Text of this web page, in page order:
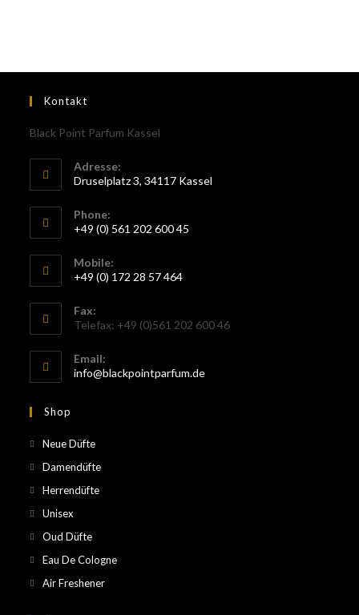
Kontakt
Black Point Parfum Kassel
Adresse:
Druselplatz 3, 34117 Kassel
Phone:
+49 (0) 561 202 600 45
Mobile:
+49 (0) 172 28 57 464
Fax:
Telefax: +49 (0)561 202 600 46
Email:
info@blackpointparfum.de
Shop
Neue Düfte
Damendüfte
Herrendüfte
Unisex
Oud Düfte
Eau De Cologne
Air Freshener